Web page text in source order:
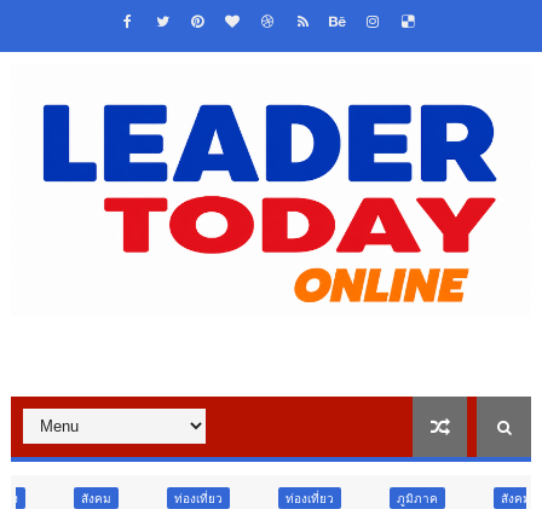
ท่องเที่ยว ท่องเที่ยว ภูมิภาค